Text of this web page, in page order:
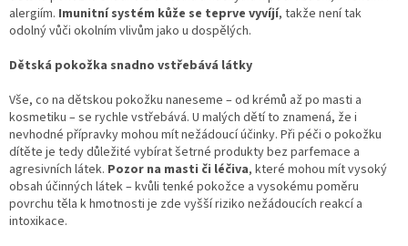
alergiím. Imunitní systém kůže se teprve vyvíjí, takže není tak
odolný vůči okolním vlivům jako u dospělých.
Dětská pokožka snadno vstřebává látky
Vše, co na dětskou pokožku naneseme – od krémů až po masti a
kosmetiku – se rychle vstřebává. U malých dětí to znamená, že i
nevhodné přípravky mohou mít nežádoucí účinky. Při péči o pokožku
dítěte je tedy důležité vybírat šetrné produkty bez parfemace a
agresivních látek. Pozor na masti či léčiva, které mohou mít vysoký
obsah účinných látek – kvůli tenké pokožce a vysokému poměru
povrchu těla k hmotnosti je zde vyšší riziko nežádoucích reakcí a
intoxikace.